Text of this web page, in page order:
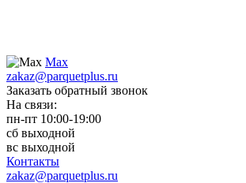
Max
zakaz@parquetplus.ru
Заказать обратный звонок
На связи:
пн-пт 10:00-19:00
сб выходной
вс выходной
Контакты
zakaz@parquetplus.ru